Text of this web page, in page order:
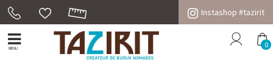
Instashop #tazirit
MENU 0